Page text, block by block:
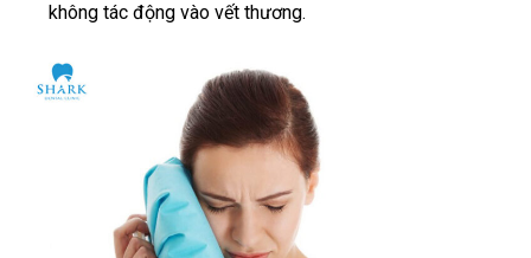
không tác động vào vết thương.